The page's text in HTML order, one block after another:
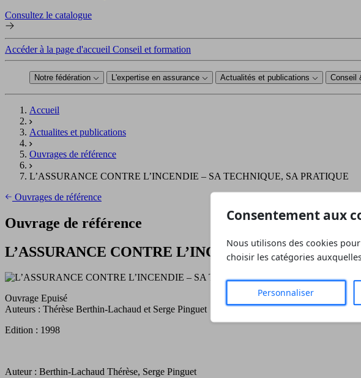
Consultez le catalogue
Accéder à la page d'accueil Conseil et formation
Notre fédération L'expertise en assurance Actualités et publications Conseil
Accueil
Actualites et publications
Ouvrages de référence
L’ASSURANCE CONTRE L’INCENDIE – SA TECHNIQUE, SA PRATIQUE
Ouvrages de référence
Ouvrage de référence
L’ASSURANCE CONTRE L’INCENDIE – SA
Ouvrage Epuisé
Auteurs : Thérèse Berthin-Lachaud et Serge Pinguet
Edition : 1998
Auteur : Berthin-Lachaud Thérèse, Serge Pinguet
Consentement aux
Nous utilisons des cookies
choisir les catégories
Personnaliser